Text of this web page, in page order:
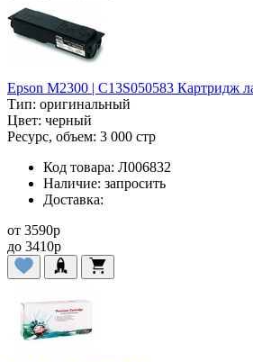
Epson M2300 | C13S050583 Картридж
Тип: оригинальный
Цвет: черный
Ресурс, объем: 3 000 стр
Код товара: Л006832
Наличие: запросить
Доставка:
от 3590p
до 3410p